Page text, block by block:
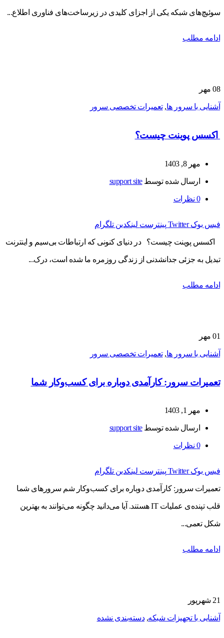
سوئیچ‌های شبکه یکی از اجزای کلیدی در زیرساخت‌های فناوری اطلاع...
ادامه مطلب
08 مهر
آشنایی با سرور ها,تعمیرات تخصصی سرور
اکسس پوینت چیست؟
مهر 8, 1403
ارسال شده توسطsupport site
0 نظرات
فیس بوک Twitter پینترست لینکدین تلگرام
اکسس پوینت چیست؟ در دنیای کنونی که ارتباطات بی‌سیم و اینترنت
تبدیل به جزئی جدانشدنی از زندگی روزمره ما شده است، درک...
ادامه مطلب
01 مهر
آشنایی با سرور ها,تعمیرات تخصصی سرور
تعمیرات سرور: کارآمدی دوباره برای کسب‌وکار شما
مهر 1, 1403
ارسال شده توسطsupport site
0 نظرات
فیس بوک Twitter پینترست لینکدین تلگرام
تعمیرات سرور: کارآمدی دوباره برای کسب‌وکار شم سرورهای شما
قلب تپنده‌ی عملیات IT هستند. آیا می‌دانید چگونه می‌توانند به بهترین
شکل تعمی...
ادامه مطلب
21 شهریور
آشنایی با تجهیزات شبکه,دسته‌بندی نشده